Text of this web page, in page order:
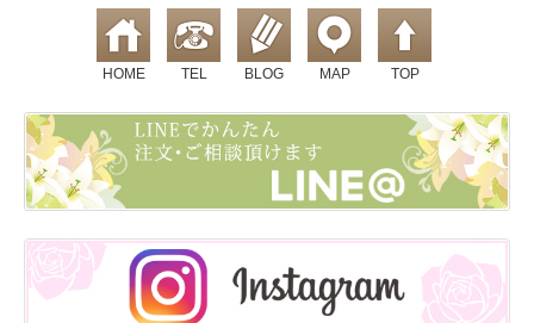
HOME TEL BLOG MAP TOP